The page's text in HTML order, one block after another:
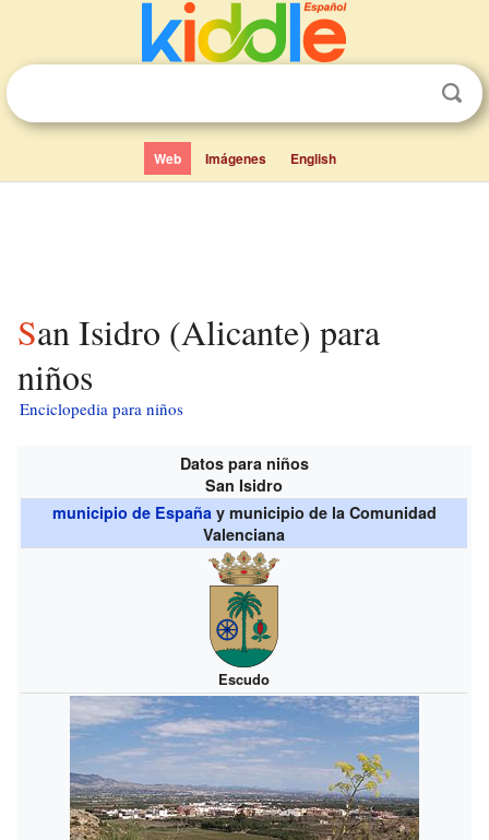
Web Imágenes English
San Isidro (Alicante) para
niños
Enciclopedia para niños
Datos para niños
San Isidro
municipio de España y municipio de la Comunidad
Valenciana
Escudo